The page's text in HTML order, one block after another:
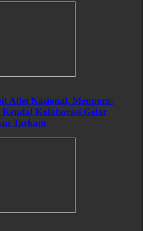
Atlet Nasional, Menpora-
Kendal Kolaborasi Gelar
Tarkam